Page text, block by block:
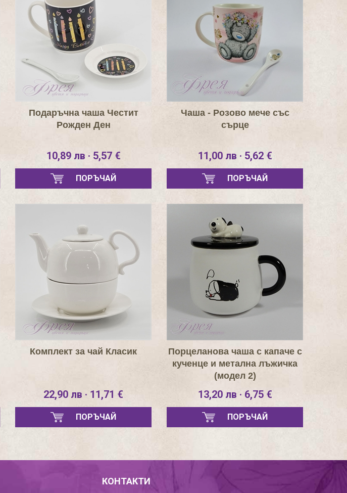
Подаръчна чаша Честит
Рожден Ден
10,89 лв · 5,57 €
ПОРЪЧАЙ
Чаша - Розово мече със
сърце
11,00 лв · 5,62 €
ПОРЪЧАЙ
Комплект за чай Класик
22,90 лв · 11,71 €
ПОРЪЧАЙ
Порцеланова чаша с капаче с
кученце и метална лъжичка
(модел 2)
13,20 лв · 6,75 €
ПОРЪЧАЙ
КОНТАКТИ